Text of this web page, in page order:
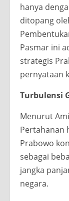
hanya
ditopang
Pasmar ini
strategis
pernyataan
Turbulensi
Menurut
Pertahanan
Prabowo
sebagai
jangka
negara.